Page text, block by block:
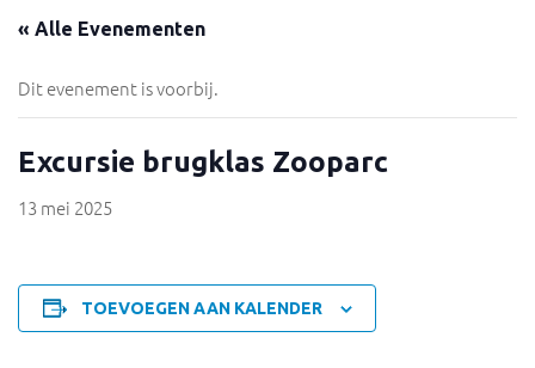
« Alle Evenementen
Dit evenement is voorbij.
Excursie brugklas Zooparc
13 mei 2025
TOEVOEGEN AAN KALENDER